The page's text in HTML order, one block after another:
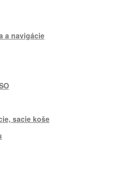
a navigácie
sacie koše